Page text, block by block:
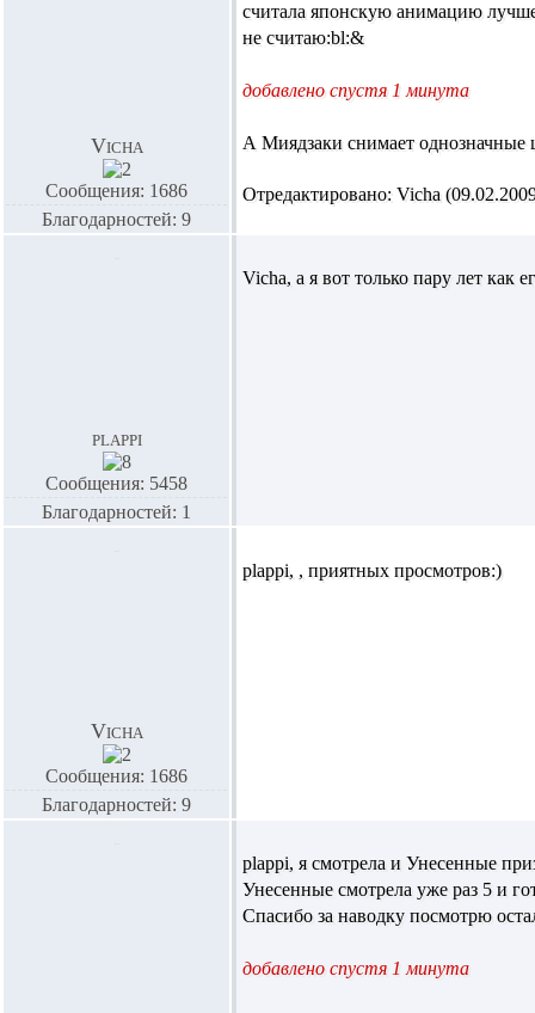
Vicha
Сообщения: 1686
Благодарностей: 9
считала японскую анимацию
не считаю:bl:&
добавлено спустя 1 минута
А Миядзаки снимает однозначные
Отредактировано: Vicha
plappi
Сообщения: 5458
Благодарностей: 1
Vicha, а я вот только пару лет как
Vicha
Сообщения: 1686
Благодарностей: 9
plappi, , приятных просмотров:)
plappi, я смотрела и Унесенные
Унесенные смотрела уже раз 5 и
Спасибо за наводку посмотрю
добавлено спустя 1 минута